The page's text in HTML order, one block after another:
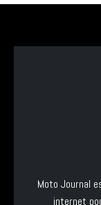
Moto Journal
internet